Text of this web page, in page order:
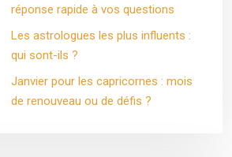
réponse rapide à vos questions
Les astrologues les plus influents :
qui sont-ils ?
Janvier pour les capricornes : mois
de renouveau ou de défis ?